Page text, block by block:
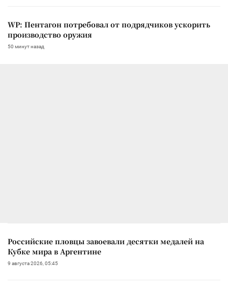
WP: Пентагон потребовал от подрядчиков ускорить
производство оружия
50 минут назад
Российские пловцы завоевали десятки медалей на
Кубке мира в Аргентине
9 августа 2026, 05:45